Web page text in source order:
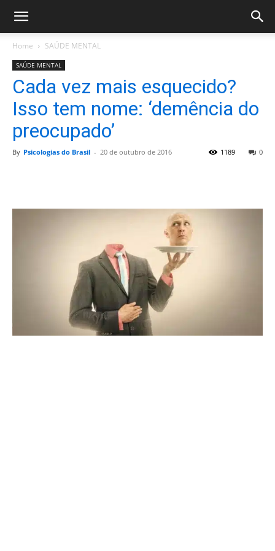
Home SAÚDE MENTAL
SAÚDE MENTAL
Cada vez mais esquecido?
Isso tem nome: ‘demência do
preocupado’
By Psicologias do Brasil - 20 de outubro de 2016 0
1189